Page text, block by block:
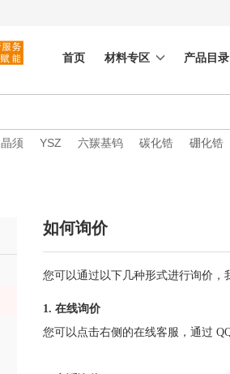
首页 材料专区 产品目录
晶须 YSZ 六羰基钨 碳化锆 硼化锆
如何询价
您可以通过以下几种形式进行询价，
1. 在线询价
您可以点击右侧的在线客服，通过